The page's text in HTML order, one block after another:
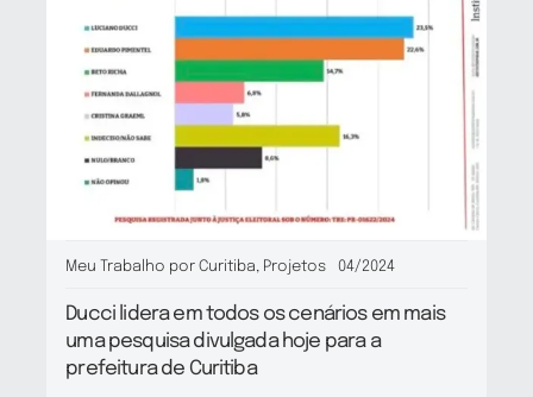
Meu Trabalho por Curitiba, Projetos 04/2024
Ducci lidera em todos os cenários em mais
uma pesquisa divulgada hoje para a
prefeitura de Curitiba